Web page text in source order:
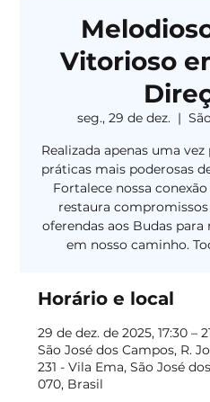
Vitorioso
seg., 29 de dez.
  |
Realizada apenas uma
práticas mais poderosas
Fortalece nossa
restaura
oferendas aos Budas
em nosso caminho.
Horário e local
29 de dez. de 2025, 17:30 –
São José dos Campos, R.
231 - Vila Ema, São José
070, Brasil